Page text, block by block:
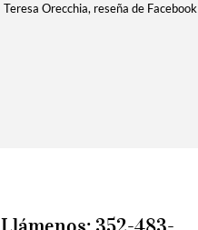
Teresa Orecchia, reseña de Facebook